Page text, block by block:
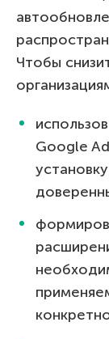
Чтобы
Google